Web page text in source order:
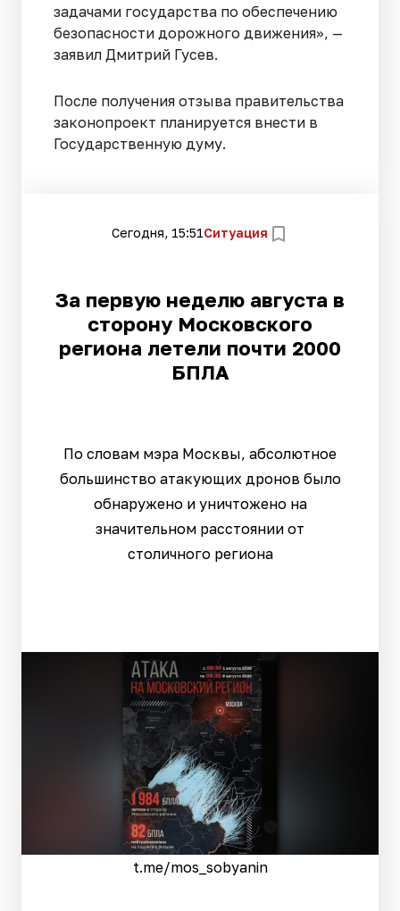
задачами государства по обеспечению
безопасности дорожного движения», —
заявил Дмитрий Гусев.
После получения отзыва правительства
законопроект планируется внести в
Государственную думу.
Сегодня, 15:51Ситуация
За первую неделю августа в
сторону Московского
региона летели почти 2000
БПЛА
По словам мэра Москвы, абсолютное
большинство атакующих дронов было
обнаружено и уничтожено на
значительном расстоянии от
столичного региона
t.me/mos_sobyanin